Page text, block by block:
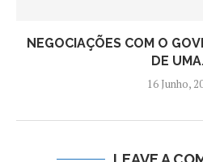
NEGOCIAÇÕES COM O
DE
16 Junho,